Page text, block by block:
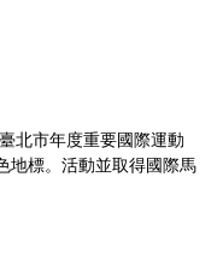
北市年度重要國際運動
地標。活動並取得國際馬